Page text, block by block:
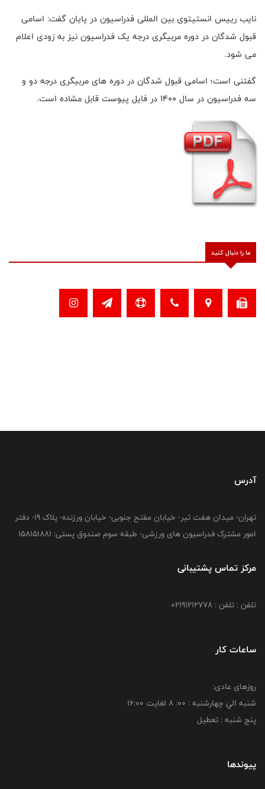
نایب رییس انستیتوی بین المللی فدراسیون در پایان گفت: اسامی
قبول شدگان در دوره مربیگری درجه یک فدراسیون نیز به زودی اعلام
می شود.
گفتنی است؛ اسامی قبول شدگان در دوره های مربیگری درجه دو و
سه فدراسیون در سال 1400 در فایل پیوست قابل مشاده است.
ما را دنبال کنید
آدرس
تهران- میدان هفت تیر- خیابان مفتح جنوبی- خیابان ورزنده- پلاک 19- دفتر
امور مشترک فدراسیون های ورزشی- طبقه سوم صندوق پستی: 158151881
مرکز تماس پشتیبانی
تلفن : تلفن : 02191212778
ساعات کار
روزهای عادی:
شنبه الي چهارشنبه : 00: 8 لغايت 16:00
پنج شنبه : تعطیل
پیوندها